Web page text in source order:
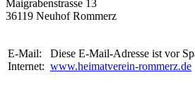
Maigrabenstrasse 13
36119 Neuhof Rommerz
E-Mail:
Internet:
Diese E-Mail-Adresse ist vor
www.heimatverein-rommerz.de